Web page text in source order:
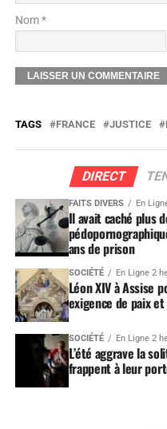
Nom *
TAGS FRANCE JUSTICE
DIRECT
FAITS DIVERS En
Il avait caché plus
ans de prison
SOCIÉTÉ En Ligne 2
Léon XIV à Assise
exigence de paix
SOCIÉTÉ En Ligne 2
L’été aggrave la
frappent à leur